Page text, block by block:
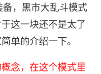
，黑市大乱斗模式
这一块还不是太了
单的介绍一下。
念，在这个模式里